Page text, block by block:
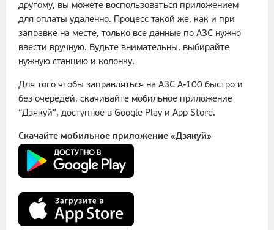
другому, вы можете воспользоваться приложением
для оплаты удаленно. Процесс такой же, как и при
заправке на месте, только все данные по АЗС нужно
ввести вручную. Будьте внимательны, выбирайте
нужную станцию и колонку.
Для того чтобы заправляться на АЗС А-100 быстро и
без очередей, скачивайте мобильное приложение
“Дзякуй”, доступное в Google Play и App Store.
Скачайте мобильное приложение «Дзякуй»